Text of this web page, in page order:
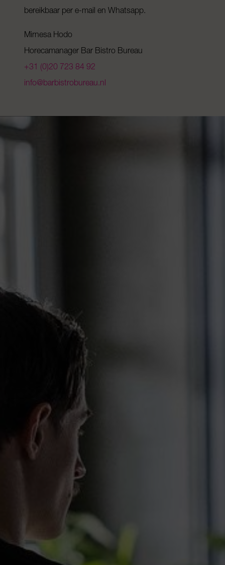
bereikbaar per e-mail en Whatsapp.
Mirnesa Hodo
Horecamanager Bar Bistro Bureau
+31 (0)20 723 84 92
info@barbistrobureau.nl